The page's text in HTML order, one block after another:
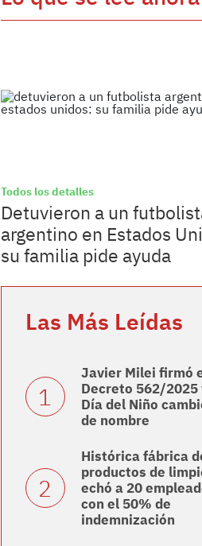
Todos los detalles
Detuvieron a un
argentino en Estados
su familia pide ayuda
Las Más Leídas
Javier Milei firmó
Decreto 562/2025
Día del Niño
de nombre
Histórica fábrica
productos de
echó a 20
con el 50% de
indemnización